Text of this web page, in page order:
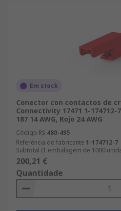
Em stock
Conector con contactos de
Connectivity 17471 1-
187 14 AWG, Rojo 24 AWG
Código RS 480-495
Referência do fabricante 1-174712-7
Subtotal (1 embalagem de 1000
200,21 €
Quantidade